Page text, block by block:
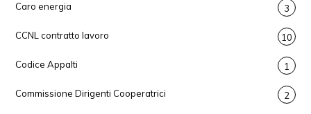
Caro energia 3
CCNL contratto lavoro 10
Codice Appalti 1
Commissione Dirigenti Cooperatrici 2